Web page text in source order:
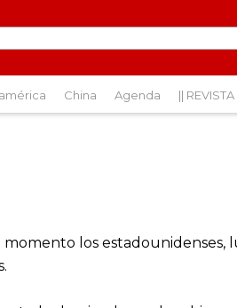
China Agenda || REVISTA
los estadounidenses,